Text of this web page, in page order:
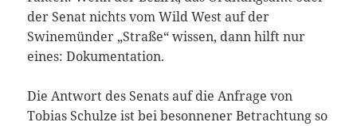
der Senat nichts vom Wild West auf der
Swinemünder „Straße“ wissen, dann hilft nur
eines: Dokumentation.
Die Antwort des Senats auf die Anfrage von
Tobias Schulze ist bei besonnener Betrachtung so